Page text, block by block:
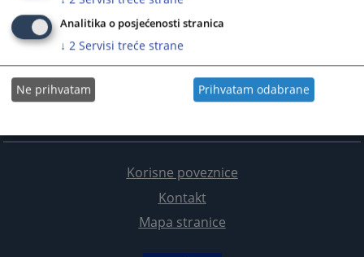
Korisne poveznice
Kontakt
Mapa stranice
Analitika o posjećenosti stranica
↓ 2 Servisi treće strane
Ne prihvatam Prihvatam odabrane